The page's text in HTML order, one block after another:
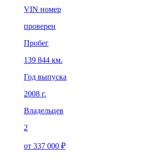
VIN номер
проверен
Пробег
139 844 км.
Год выпуска
2008 г.
Владельцев
2
от 337 000 ₽